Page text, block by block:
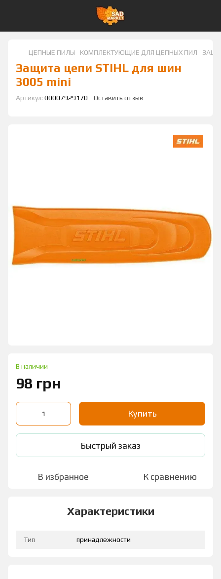
ЦЕПНЫЕ ПИЛЫ КОМПЛЕКТУЮЩИЕ ДЛЯ ЦЕПНЫХ ПИЛ
Защита цепи STIHL для шин
3005 mini
Артикул: 00007929170 Оставить отзыв
В наличии
98 грн
Купить
Быстрый заказ
В избранное К сравнению
Характеристики
Тип принадлежности